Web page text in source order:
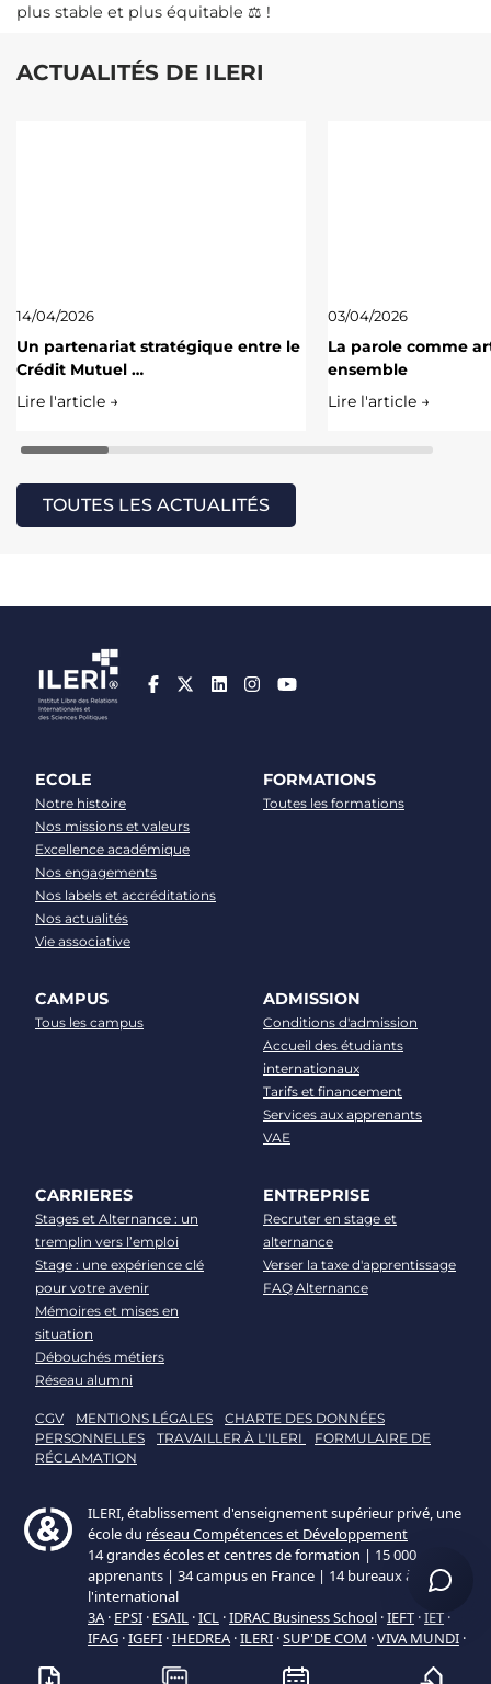
plus stable et plus équitable ⚖️ !
ACTUALITÉS DE ILERI
14/04/2026
Un partenariat stratégique entre le
Crédit Mutuel …
Lire l'article →
03/04/2026
La parole comme
ensemble
Lire l'article →
TOUTES LES ACTUALITÉS
ECOLE
Notre histoire
Nos missions et valeurs
Excellence académique
Nos engagements
Nos labels et accréditations
Nos actualités
Vie associative
FORMATIONS
Toutes les formations
CAMPUS
Tous les campus
ADMISSION
Conditions d'admission
Accueil des étudiants
internationaux
Tarifs et financement
Services aux apprenants
VAE
CARRIERES
Stages et Alternance : un
tremplin vers l’emploi
Stage : une expérience clé
pour votre avenir
Mémoires et mises en
situation
Débouchés métiers
Réseau alumni
ENTREPRISE
Recruter en stage et
alternance
Verser la taxe d'apprentissage
FAQ Alternance
CGV MENTIONS LÉGALES
CHARTE DES DONNÉES
PERSONNELLES
TRAVAILLER À L'ILERI
FORMULAIRE DE
RÉCLAMATION